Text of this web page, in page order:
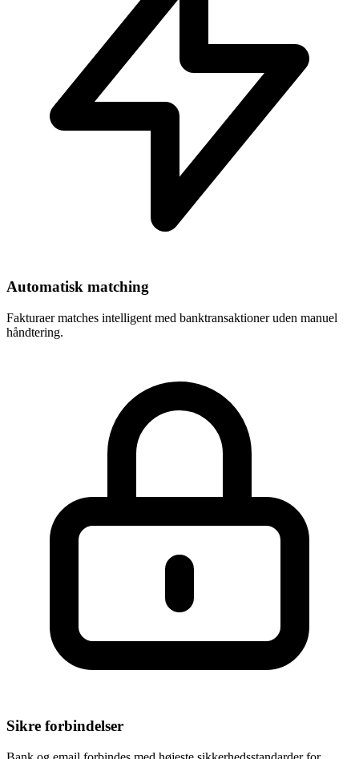
Automatisk matching
Fakturaer matches intelligent med banktransaktioner uden manuel
håndtering.
Sikre forbindelser